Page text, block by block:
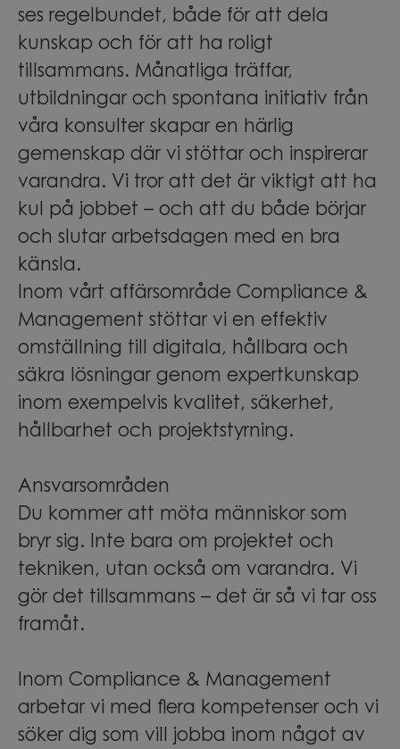
ses regelbundet, både för att dela
kunskap och för att ha roligt
tillsammans. Månatliga träffar,
utbildningar och spontana initiativ från
våra konsulter skapar en härlig
gemenskap där vi stöttar och inspirerar
varandra. Vi tror att det är viktigt att ha
kul på jobbet – och att du både börjar
och slutar arbetsdagen med en bra
känsla.
Inom vårt affärsområde Compliance &
Management stöttar vi en effektiv
omställning till digitala, hållbara och
säkra lösningar genom expertkunskap
inom exempelvis kvalitet, säkerhet,
hållbarhet och projektstyrning.
Ansvarsområden
Du kommer att möta människor som
bryr sig. Inte bara om projektet och
tekniken, utan också om varandra. Vi
gör det tillsammans – det är så vi tar oss
framåt.
Inom Compliance & Management
arbetar vi med flera kompetenser och vi
söker dig som vill jobba inom något av